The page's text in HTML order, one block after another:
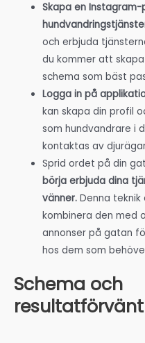
Skapa en
och erbjuda
du kommer att
schema som bäst
Logga in på
kan skapa din profil
som hundvandrare i
kontaktas av
Sprid ordet på din
börja erbjuda dina
vänner.Denna
kombinera den med
annonser på gatan
hos dem som
Schema och